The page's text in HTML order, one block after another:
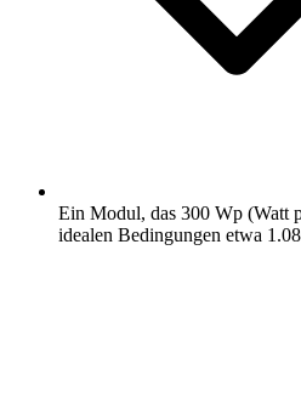
Ein Modul, das 300 Wp (Watt
idealen Bedingungen etwa